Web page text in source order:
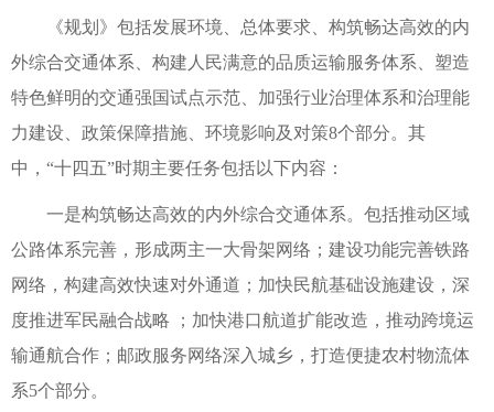
《规划》包括发展环境、总体要求、构筑畅达高效的内
外综合交通体系、构建人民满意的品质运输服务体系、塑造
特色鲜明的交通强国试点示范、加强行业治理体系和治理能
力建设、政策保障措施、环境影响及对策8个部分。其
中，“十四五”时期主要任务包括以下内容：
一是构筑畅达高效的内外综合交通体系。包括推动区域
公路体系完善，形成两主一大骨架网络；建设功能完善铁路
网络，构建高效快速对外通道；加快民航基础设施建设，深
度推进军民融合战略 ；加快港口航道扩能改造，推动跨境运
输通航合作；邮政服务网络深入城乡，打造便捷农村物流体
系5个部分。